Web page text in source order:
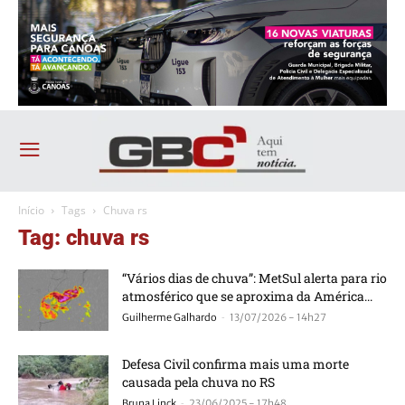
Início Tags Chuva rs
Tag: chuva rs
“Vários dias de chuva”: MetSul alerta para rio
atmosférico que se aproxima da América...
Guilherme Galhardo - 13/07/2026 - 14h27
Defesa Civil confirma mais uma morte
causada pela chuva no RS
-